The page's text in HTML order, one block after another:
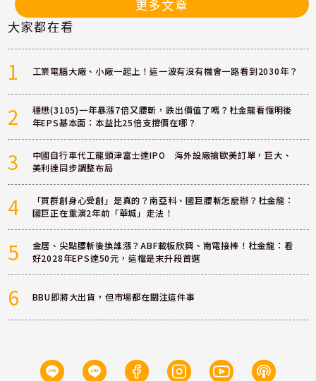
更多文章
大家都在看
1 工業電腦大廠、小廠一起上！這一波有沒有機會一路看到2030年？
2
穩懋(3105)一年暴漲7倍又腰斬，跌出價值了嗎？杜金龍看懂明後
年EPS基本面：本益比25倍支撐價在哪？
3
中國自行車代工龍頭津富士達IPO 海外設廠搶歐美訂單，巨大、
美利達同步調整布局
4
「買群創身心受創」是真的？南亞科、國巨腰斬怎麼辦？杜金龍：
國巨正在重演2年前「華城」走法！
5
金居、尖點腰斬後換誰漲？ABF載板欣興、南電接棒！杜金龍：看
好2028年EPS達50元，這檔是末升段首選
6 BBU即將大出貨，但市場都在關注這件事